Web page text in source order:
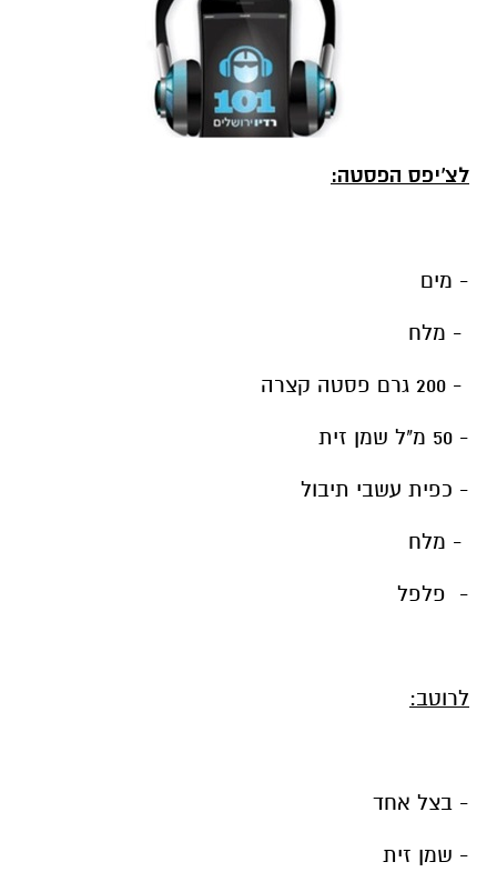
לצ'יפס הפסטה:
- מים
- מלח
- 200 גרם פסטה קצרה
- 50 מ"ל שמן זית
- כפית עשבי תיבול
- מלח
- פלפל
לרוטב:
- בצל אחד
- שמן זית